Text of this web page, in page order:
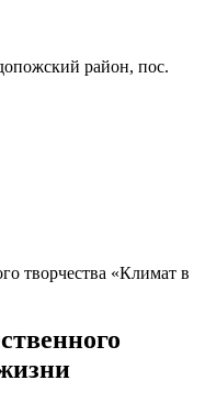
район, пос.
творчества «Климат в